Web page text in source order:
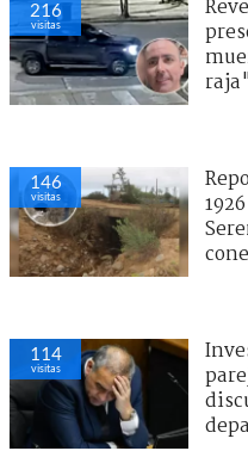
216
visitas
raja"
146
visitas
114
visitas